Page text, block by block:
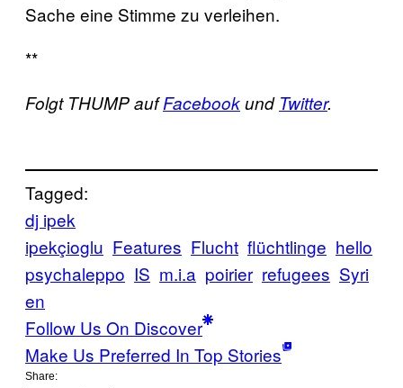
Sache eine Stimme zu verleihen.
**
Folgt THUMP aufFacebookund Twitter.
Tagged:
dj ipek
ipekçioglu Features Flucht flüchtlinge hello
psychaleppo IS m.i.a poirier refugees Syri
en
Follow Us On Discover
Make Us Preferred In Top Stories
Share: